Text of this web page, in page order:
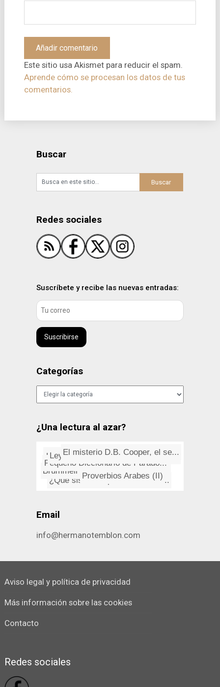
Este sitio usa Akismet para reducir el spam.
Aprende cómo se procesan los datos de tus
comentarios.
Buscar
Redes sociales
Suscríbete y recibe las nuevas entradas:
Suscribirse
Categorías
Categorías
¿Una lectura al azar?
¿Qué sistema operativo es me...
The Bobby Fuller Four: Let Her...
Dirac, el fí­sico con el alm...
De MISERICORDIA, Benito Pérez...
Brummell el bello
Proverbios Arabes (II)
El futbolí­n y su creador (u...
Pequeño Diccionario de Parado...
Leyes de Murphy: Situaciones
El misterio D.B. Cooper, el se...
Email
info@hermanotemblon.com
Aviso legal y política de privacidad
Más información sobre las cookies
Contacto
Redes sociales